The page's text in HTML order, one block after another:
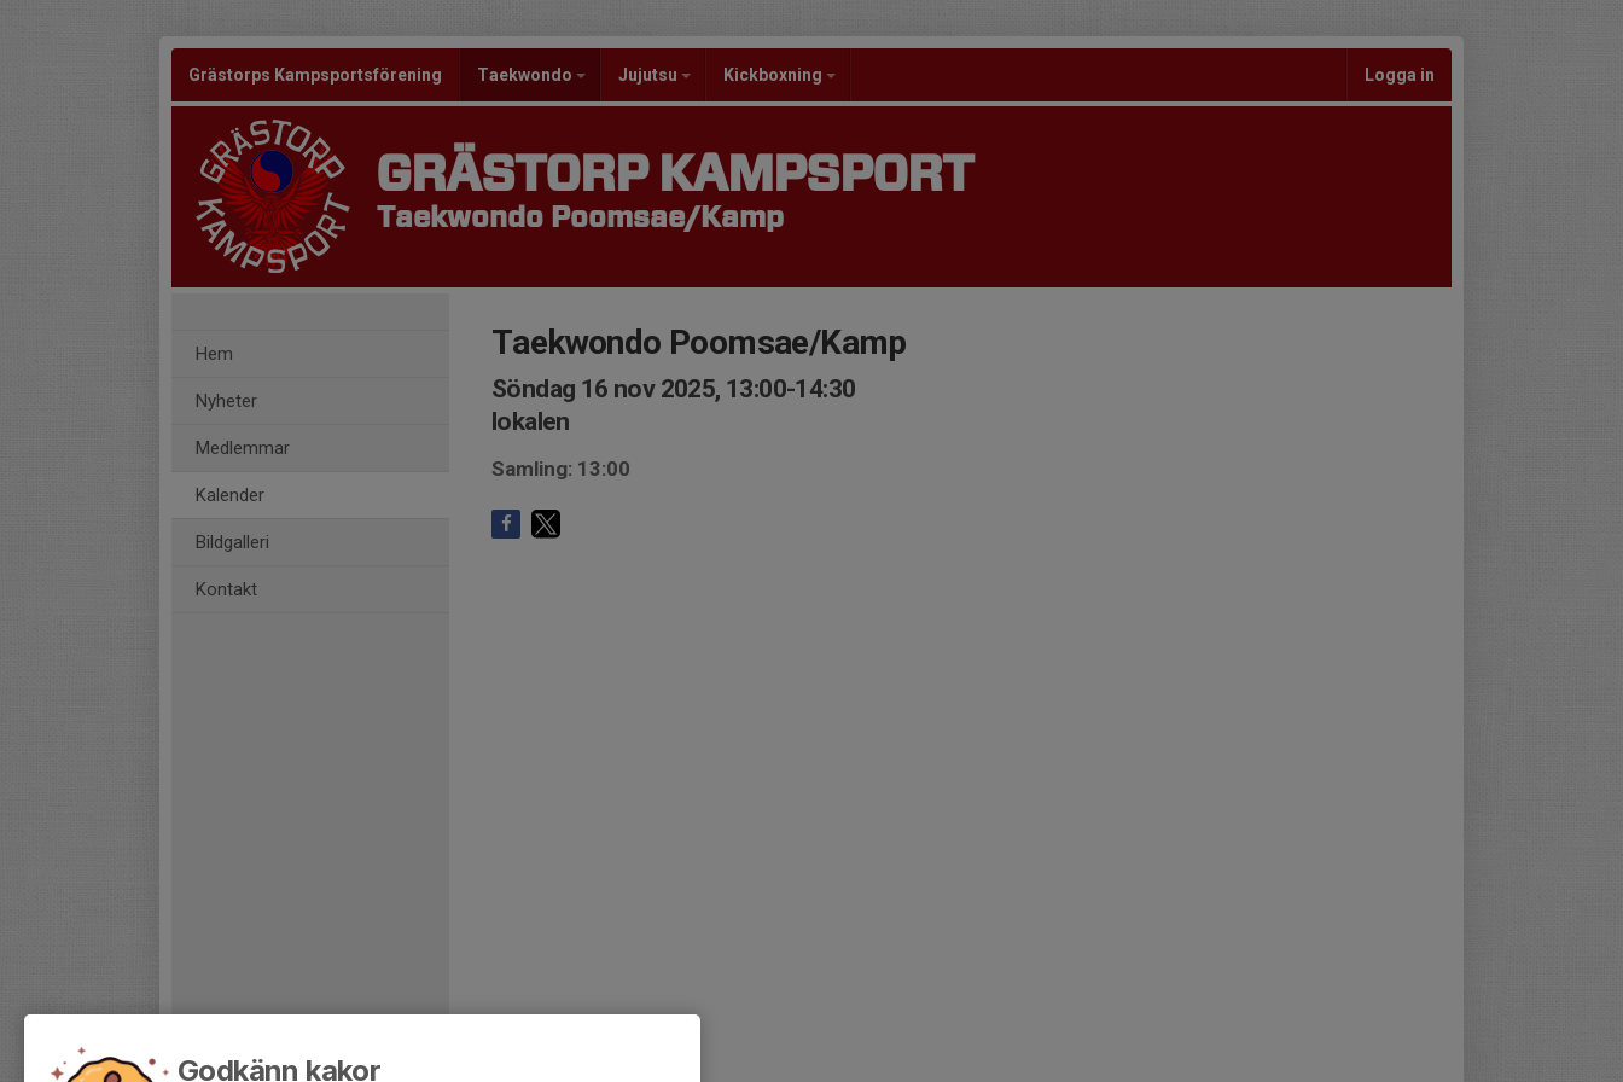
Grästorps Kampsportsförening Taekwondo Jujutsu Kickboxning Logga in
GRÄSTORP KAMPSPORT
Taekwondo Poomsae/Kamp
Hem
Nyheter
Medlemmar
Kalender
Bildgalleri
Kontakt
Taekwondo Poomsae/Kamp
Söndag 16 nov 2025, 13:00-14:30
lokalen
Samling: 13:00
Godkänn kakor